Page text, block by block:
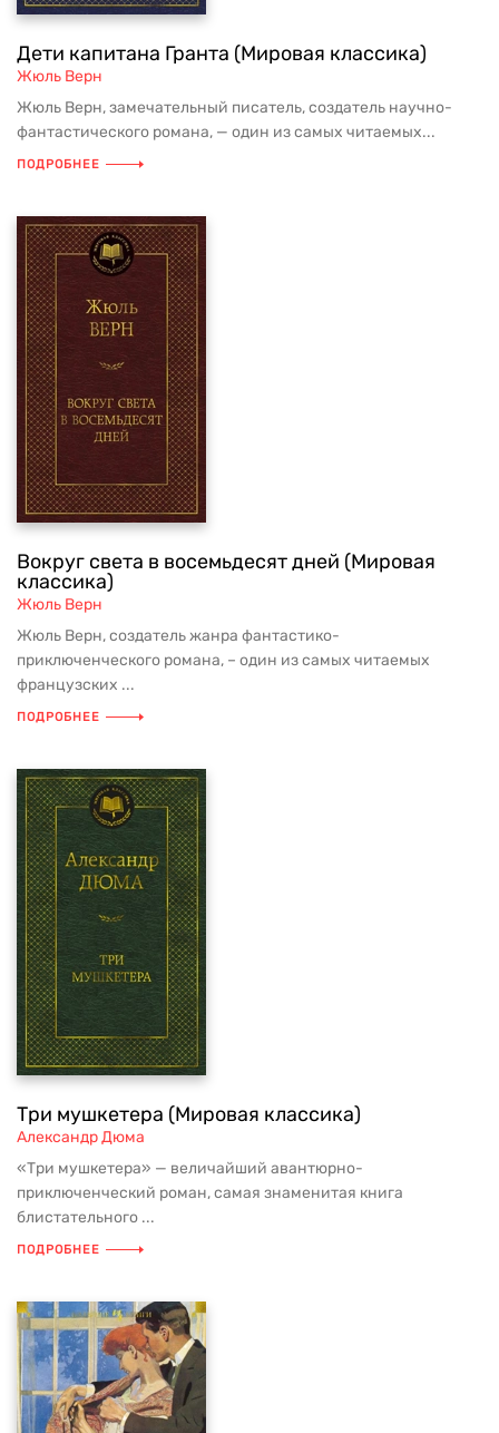
Дети капитана Гранта (Мировая классика)
Жюль Верн
Жюль Верн, замечательный писатель, создатель научно-
фантастического романа, — один из самых читаемых...
ПОДРОБНЕЕ
Вокруг света в восемьдесят дней (Мировая
классика)
Жюль Верн
Жюль Верн, создатель жанра фантастико-
приключенческого романа, – один из самых читаемых
французских ...
ПОДРОБНЕЕ
Три мушкетера (Мировая классика)
Александр Дюма
«Три мушкетера» — величайший авантюрно-
приключенческий роман, самая знаменитая книга
блистательного ...
ПОДРОБНЕЕ